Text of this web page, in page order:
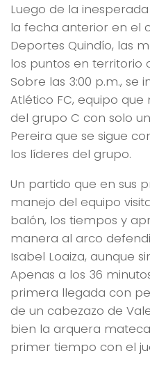
Luego de la
la fecha anterior en el
Deportes Quindío, las
los puntos en territorio
Sobre las 3:00 p.m., se
Atlético FC, equipo
del grupo C con solo
Pereira que se sigue
los líderes del grupo.
Un partido que en sus
manejo del equipo
balón, los tiempos y
manera al arco
Isabel Loaiza, aunque
Apenas a los 36
primera llegada con
de un cabezazo de
bien la arquera
primer tiempo con el